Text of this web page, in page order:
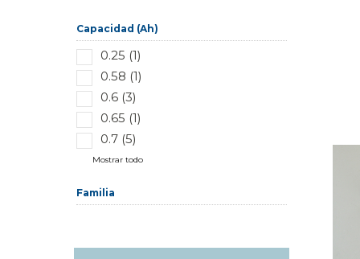
Capacidad (Ah)
0.25 (1)
0.58 (1)
0.6 (3)
0.65 (1)
0.7 (5)
Mostrar todo
Familia